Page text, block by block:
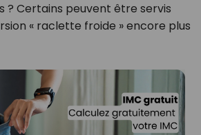
? Certains peuvent être servis
« raclette froide » encore plus